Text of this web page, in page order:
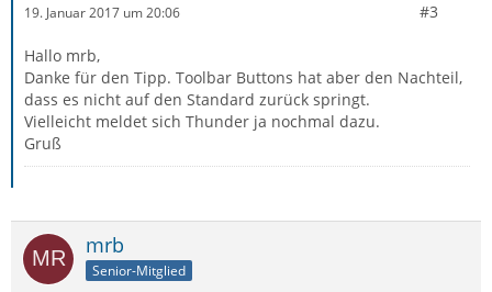
19. Januar 2017 um 20:06 #3
Hallo mrb,
Danke für den Tipp. Toolbar Buttons hat aber den Nachteil,
dass es nicht auf den Standard zurück springt.
Vielleicht meldet sich Thunder ja nochmal dazu.
Gruß
mrb
Senior-Mitglied